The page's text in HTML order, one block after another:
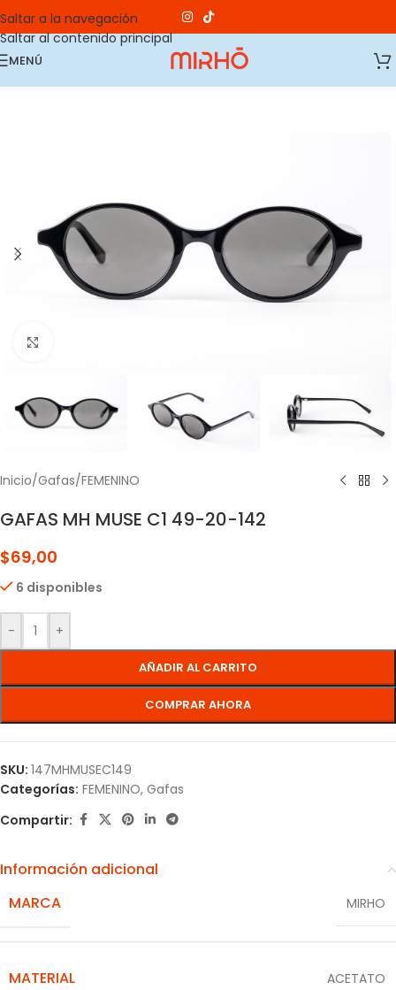
Saltar a la navegación
Saltar al contenido principal
MENÚ
Inicio/Gafas/FEMENINO
GAFAS MH MUSE C1 49-20-142
$69,00
6 disponibles
- +
AÑADIR AL CARRITO
COMPRAR AHORA
SKU: 147MHMUSEC149
Categorías: FEMENINO, Gafas
Compartir:
Información adicional
MARCA
MIRHO
MATERIAL ACETATO